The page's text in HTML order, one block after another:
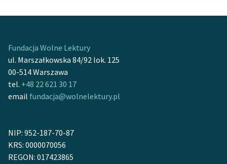
Fundacja Wolne Lektury
ul. Marszałkowska 84/92 lok. 125
00-514 Warszawa
tel. +48 22 621 30 17
email fundacja@wolnelektury.pl
NIP: 952-187-70-87
KRS: 0000070056
REGON: 017423865